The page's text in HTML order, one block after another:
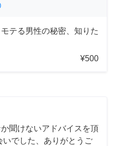
テる男性の秘密、知りた
¥500
聞けないアドバイスを頂
いでした、ありがとうご